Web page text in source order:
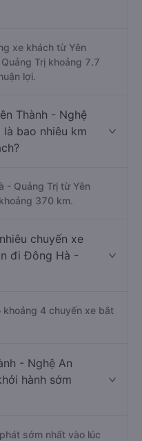
xe khách từ Yên
Trị khoảng 7.7
lợi.
Thành - Nghệ
bao nhiêu km
- Quảng Trị từ Yên
370 km.
chuyến xe
đi Đông Hà -
khoảng 4 chuyến xe bắt
- Nghệ An
hành sớm
sớm nhất vào lúc